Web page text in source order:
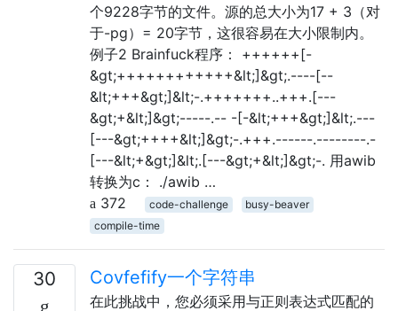
个9228字节的文件。源的总大小为17 + 3（对
于-pg）= 20字节，这很容易在大小限制内。
例子2 Brainfuck程序： ++++++[-
&gt;++++++++++++&lt;]&gt;.----[--
&lt;+++&gt;]&lt;-.+++++++..+++.[---
&gt;+&lt;]&gt;-----.-- -[-&lt;+++&gt;]&lt;.---
[---&gt;++++&lt;]&gt;-.+++.------.--------.-
[---&lt;+&gt;]&lt;.[---&gt;+&lt;]&gt;-. 用awib
转换为c： ./awib …
372
code-challenge
busy-beaver
compile-time
30 Covfefify一个字符串
在此挑战中，您必须采用与正则表达式匹配的